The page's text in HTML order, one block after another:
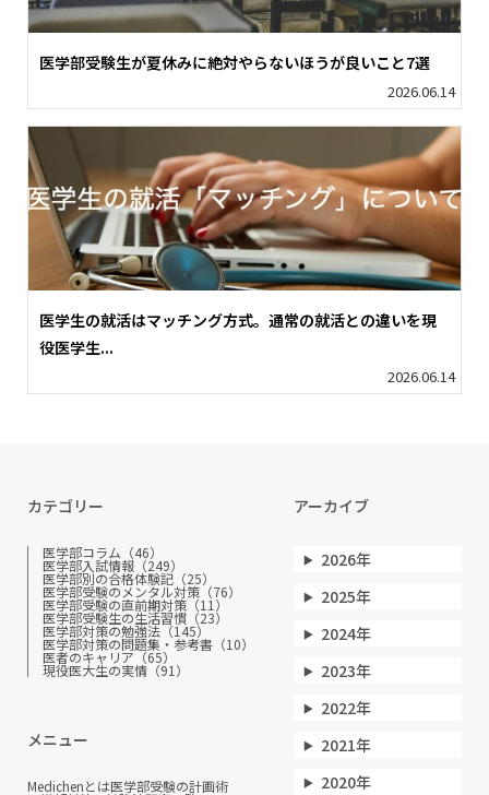
医学部受験生が夏休みに絶対やらないほうが良いこと7選
2026.06.14
医学生の就活はマッチング方式。通常の就活との違いを現
役医学生...
2026.06.14
カテゴリー
医学部コラム（46）
医学部入試情報（249）
医学部別の合格体験記（25）
医学部受験のメンタル対策（76）
医学部受験の直前期対策（11）
医学部受験生の生活習慣（23）
医学部対策の勉強法（145）
医学部対策の問題集・参考書（10）
医者のキャリア（65）
現役医大生の実情（91）
メニュー
Medichenとは医学部受験の計画術
アーカイブ
2026年
2025年
2024年
2023年
2022年
2021年
2020年